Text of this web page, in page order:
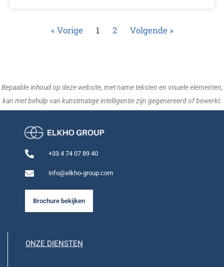
« Vorige 1 2 Volgende »
Bepaalde inhoud op deze website, met name teksten en visuele elementen,
kan met behulp van kunstmatige intelligentie zijn gegenereerd of bewerkt.
+33 4 74 07 89 40
info@elkho-group.com
Brochure bekijken
ONZE DIENSTEN